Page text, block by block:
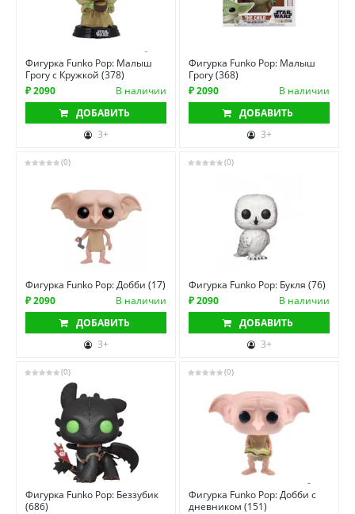
Фигурка Funko Pop: Малыш
Грогу с Кружкой (378)
₽ 2090
В наличии
ДОБАВИТЬ
3+
Фигурка Funko Pop: Малыш
Грогу (368)
₽ 2090
В наличии
ДОБАВИТЬ
3+
(0)
Фигурка Funko Pop: Добби (17)
₽ 2090
В наличии
ДОБАВИТЬ
3+
(0)
Фигурка Funko Pop: Букля (76)
₽ 2090
В наличии
ДОБАВИТЬ
3+
(0)
Фигурка Funko Pop: Беззубик
(686)
(0)
Фигурка Funko Pop: Добби с
дневником (151)